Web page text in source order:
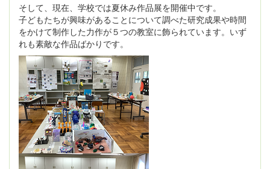
そして、現在、学校では夏休み作品展を開催中です。
子どもたちが興味があることについて調べた研究成果や時間
をかけて制作した力作が５つの教室に飾られています。いず
れも素敵な作品ばかりです。